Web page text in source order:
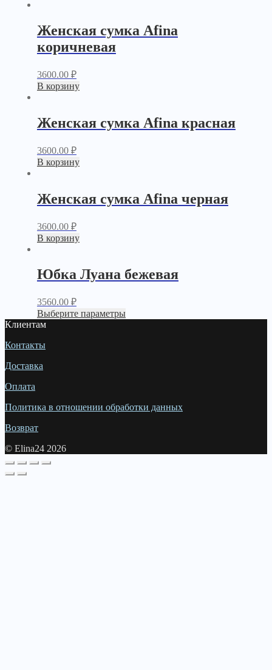
Женская сумка Afina
коричневая
3600.00 ₽
В корзину
Женская сумка Afina красная
3600.00 ₽
В корзину
Женская сумка Afina черная
3600.00 ₽
В корзину
Юбка Луана бежевая
3560.00 ₽
Выберите параметры
Клиентам
Контакты
Доставка
Оплата
Политика в отношении обработки данных
Возврат
© Elina24 2026